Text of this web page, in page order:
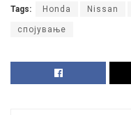
Tags: Honda Nissan
спојување